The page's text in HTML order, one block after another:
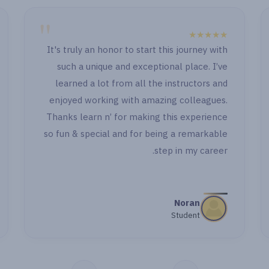
"
★★★★★
" الصراحة الدنيا حلوة جدا حصوصا انكو بتابعوا او باول
وكمان بعد ما خلصت اول جزء وجيت اشتغل ووقفت
قدامي حاجة رجعت اسأل اهتميتوا بالاسئلة وحاولتوا
تبقوا معايا خطوة خطوة بجد شكرا جدا "
مي اشرف
طالبة